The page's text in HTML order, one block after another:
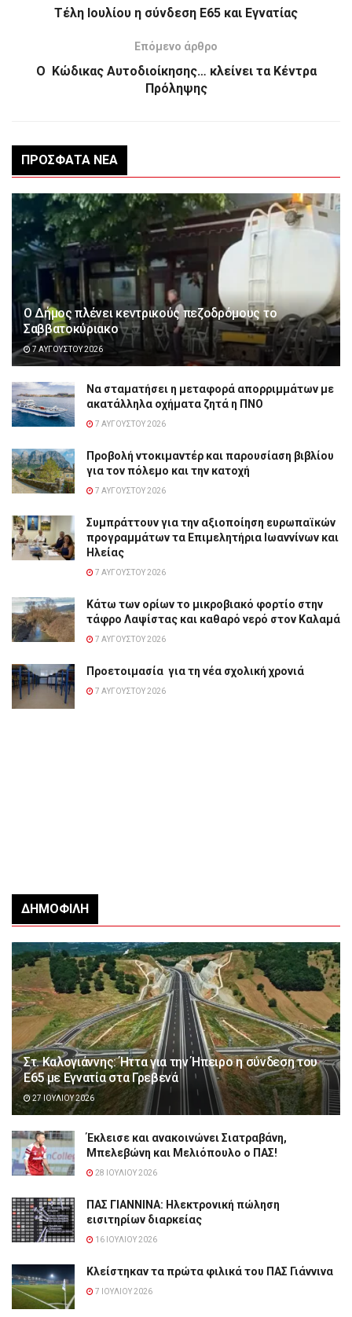
Τέλη Ιουλίου η σύνδεση Ε65 και Εγνατίας
Επόμενο άρθρο
Ο Κώδικας Αυτοδιοίκησης… κλείνει τα Κέντρα
Πρόληψης
ΠΡΌΣΦΑΤΑ ΝΈΑ
Ο Δήμος πλένει κεντρικούς πεζοδρόμους το
Σαββατοκύριακο
7 ΑΥΓΟΎΣΤΟΥ 2026
Να σταματήσει η μεταφορά απορριμμάτων με
ακατάλληλα οχήματα ζητά η ΠΝΟ
7 ΑΥΓΟΎΣΤΟΥ 2026
Προβολή ντοκιμαντέρ και παρουσίαση βιβλίου
για τον πόλεμο και την κατοχή
7 ΑΥΓΟΎΣΤΟΥ 2026
Συμπράττουν για την αξιοποίηση ευρωπαϊκών
προγραμμάτων τα Επιμελητήρια Ιωαννίνων και
Ηλείας
7 ΑΥΓΟΎΣΤΟΥ 2026
Κάτω των ορίων το μικροβιακό φορτίο στην
τάφρο Λαψίστας και καθαρό νερό στον Καλαμά
7 ΑΥΓΟΎΣΤΟΥ 2026
Προετοιμασία για τη νέα σχολική χρονιά
7 ΑΥΓΟΎΣΤΟΥ 2026
ΔΗΜΟΦΙΛΉ
Στ. Καλογιάννης: Ήττα για την Ήπειρο η σύνδεση του
Ε65 με Εγνατία στα Γρεβενά
27 ΙΟΥΛΊΟΥ 2026
Έκλεισε και ανακοινώνει Σιατραβάνη,
Μπελεβώνη και Μελιόπουλο ο ΠΑΣ!
28 ΙΟΥΛΊΟΥ 2026
ΠΑΣ ΓΙΑΝΝΙΝΑ: Hλεκτρονική πώληση
εισιτηρίων διαρκείας
16 ΙΟΥΛΊΟΥ 2026
Κλείστηκαν τα πρώτα φιλικά του ΠΑΣ Γιάννινα
7 ΙΟΥΛΊΟΥ 2026